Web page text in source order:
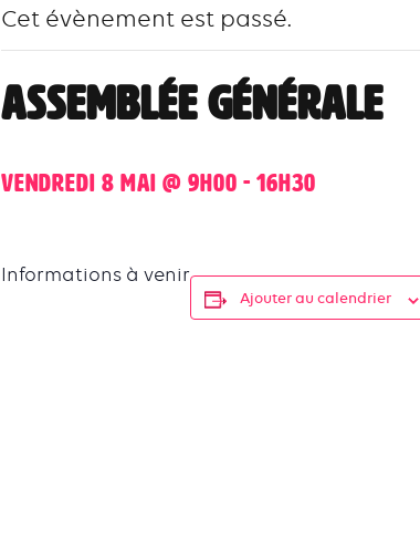
Cet évènement est passé.
Assemblée Générale
vendredi 8 mai @ 9h00 - 16h30
Informations à venir
Ajouter au calendrier